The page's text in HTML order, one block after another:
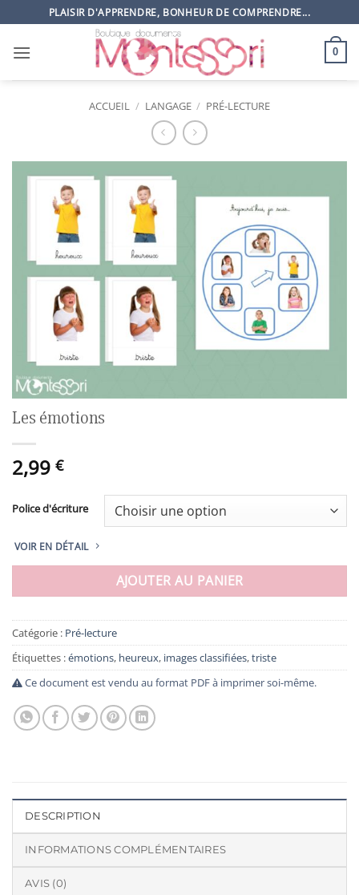
au
contenu
PLAISIR D'APPRENDRE, BONHEUR DE COMPRENDRE...
0
ACCUEIL / LANGAGE / PRÉ-LECTURE
Les émotions
2,99 €
Police d'écriture
VOIR EN DÉTAIL
AJOUTER AU PANIER
Catégorie : Pré-lecture
Étiquettes :émotions, heureux, images classifiées,triste
Ce document est vendu au format PDF à imprimer soi-même.
DESCRIPTION
INFORMATIONS COMPLÉMENTAIRES
AVIS (0)